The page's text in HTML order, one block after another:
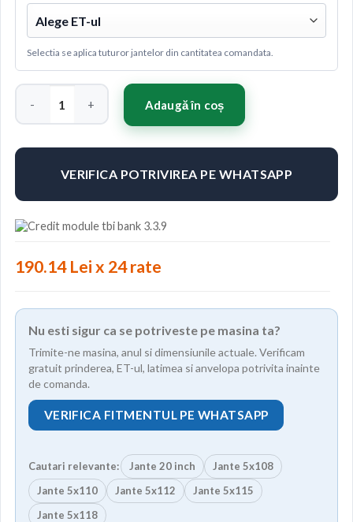
Selectia se aplica tuturor jantelor din cantitatea comandata.
Cantitate Concaver CVR4 20x9,5 ET0-33 BLANK Custom Finish
Adaugă în coș
VERIFICA POTRIVIREA PE WHATSAPP
190.14 Lei x 24 rate
Nu esti sigur ca se potriveste pe masina ta?
Trimite-ne masina, anul si dimensiunile actuale. Verificam
gratuit prinderea, ET-ul, latimea si anvelopa potrivita inainte
de comanda.
VERIFICA FITMENTUL PE WHATSAPP
Cautari relevante: Jante 20 inch
Jante 5x108
Jante 5x110
Jante 5x112
Jante 5x115
Jante 5x118